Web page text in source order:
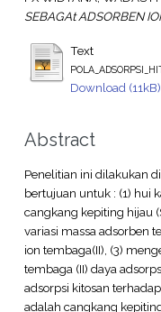
SEBAGAt ADSORBEN
Text
Download (11kB)
Abstract
Penelitian ini dilakukan
bertujuan untuk : (1) hui
cangkang kepiting hijau
variasi massa adsorben
ion tembaga(II), (3)
tembaga (II) daya
adsorpsi kitosan
adalah cangkang